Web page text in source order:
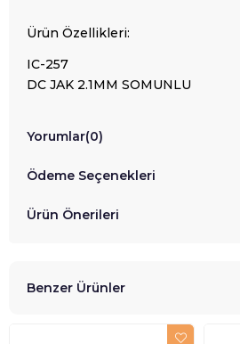
Ürün Özellikleri:
IC-257
DC JAK 2.1MM SOMUNLU
Yorumlar(0)
Ödeme Seçenekleri
Ürün Önerileri
Benzer Ürünler